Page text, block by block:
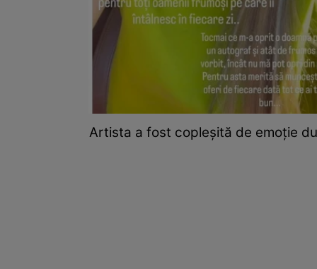
Artista a fost copleșită de emoție